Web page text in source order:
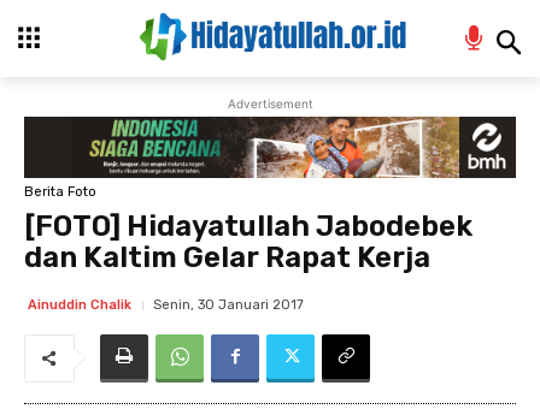
Advertisement
Berita Foto
[FOTO] Hidayatullah Jabodebek
dan Kaltim Gelar Rapat Kerja
Ainuddin Chalik Senin, 30 Januari 2017